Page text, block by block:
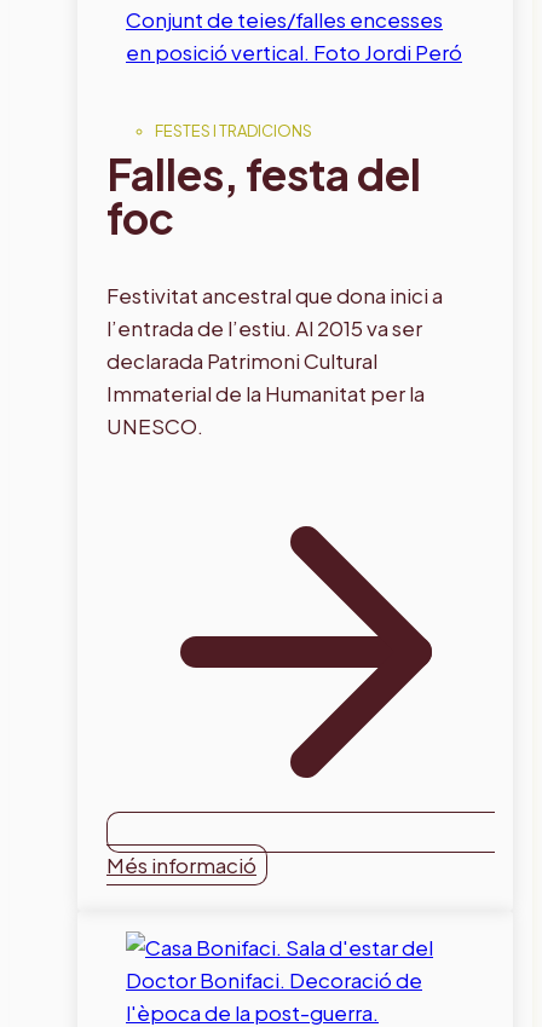
FESTES I TRADICIONS
Falles, festa del
foc
Festivitat ancestral que dona inici a
l’entrada de l’estiu. Al 2015 va ser
declarada Patrimoni Cultural
Immaterial de la Humanitat per la
UNESCO.
Més informació